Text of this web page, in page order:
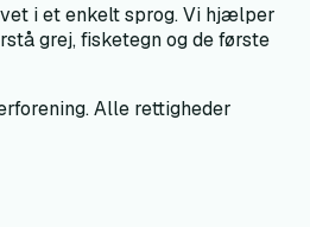
i et enkelt sprog. Vi hjælper
grej, fisketegn og de første
. Alle rettigheder